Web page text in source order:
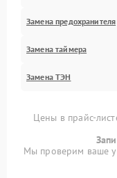
Замена предохранителя
Замена таймера
Замена ТЭН
Цены в прайс-
Мы проверим ваше